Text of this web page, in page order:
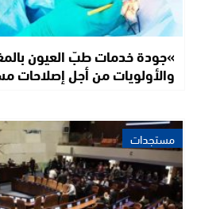
»جودة خدمات طبّ العيون
والأولويات من أجل إصلاحات
مستجدات